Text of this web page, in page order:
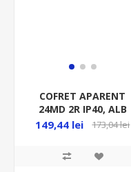
COFRET APARENT
24MD 2R IP40, ALB
ECT24MEDIAPO
149,44 lei 173,04 lei